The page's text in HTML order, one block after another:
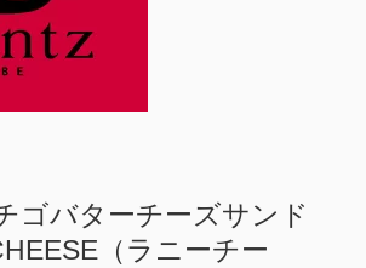
ゴバターチーズサンド
（ラニーチー